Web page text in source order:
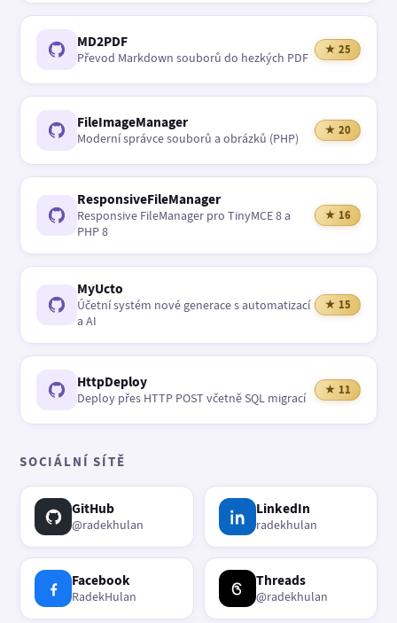
MD2PDF
Převod Markdown souborů do hezkých PDF
★ 25
FileImageManager
Moderní správce souborů a obrázků (PHP)
★ 20
ResponsiveFileManager
Responsive FileManager pro TinyMCE 8 a
PHP 8
★ 16
MyUcto
Účetní systém nové generace s automatizací
a AI
★ 15
HttpDeploy
Deploy přes HTTP POST včetně SQL migrací
★ 11
SOCIÁLNÍ SÍTĚ
GitHub
@radekhulan
LinkedIn
radekhulan
Facebook
RadekHulan
Threads
@radekhulan